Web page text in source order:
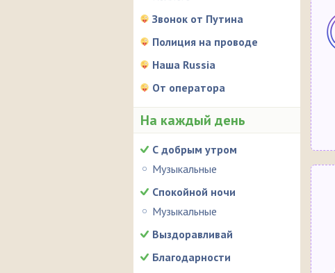
Звонок от Путина
Полиция на проводе
Наша Russia
От оператора
На каждый день
С добрым утром
Музыкальные
Спокойной ночи
Музыкальные
Выздоравливай
Благодарности